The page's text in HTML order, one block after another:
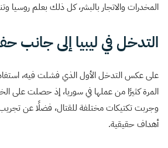
المخدرات والاتجار بالبشر، كل ذلك بعلم روسيا
التدخل في ليبيا إلى جانب
على عكس التدخل الأول الذي فشلت فيه،
المرة كثيرًا من عملها في سوريا، إذ حصلت على
وجربت تكتيكات مختلفة للقتال، فضلًا عن تجريب
أهداف حقيقية.